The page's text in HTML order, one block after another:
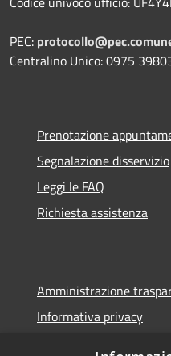
PEC:
Centralino Unico: 0975
Prenotazione
Segnalazione disservizio
Leggi le FAQ
Richiesta assistenza
Amministrazione
Informativa privacy